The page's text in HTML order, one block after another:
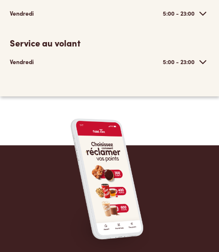
Vendredi 5:00 - 23:00
Service au volant
Vendredi 5:00 - 23:00